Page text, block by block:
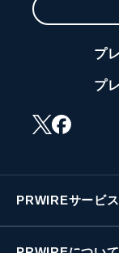
プ
プ
PRWIREサービス